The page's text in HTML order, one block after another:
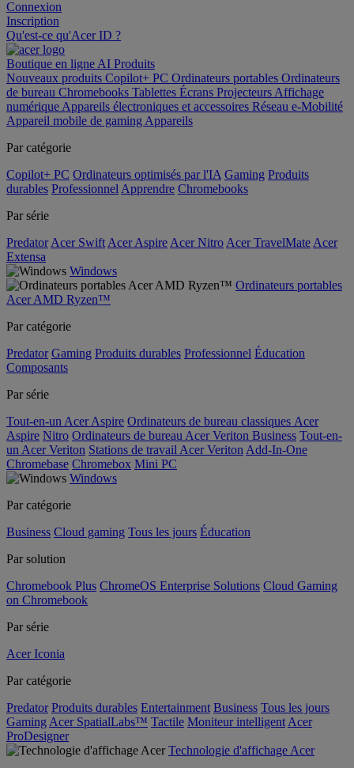
Connexion
Inscription
Qu'est-ce qu'Acer ID ?
Boutique en ligne AI Produits
Nouveaux produits Copilot+ PC Ordinateurs portables Ordinateurs
de bureau Chromebooks Tablettes Écrans Projecteurs Affichage
numérique Appareils électroniques et accessoires Réseau e-Mobilité
Appareil mobile de gaming Appareils
Par catégorie
Copilot+ PC Ordinateurs optimisés par l'IA Gaming Produits
durables Professionnel Apprendre Chromebooks
Par série
Predator Acer Swift Acer Aspire Acer Nitro Acer TravelMate Acer
Extensa
Windows
Ordinateurs portables
Acer AMD Ryzen™
Par catégorie
Predator Gaming Produits durables Professionnel Éducation
Composants
Par série
Tout-en-un Acer Aspire Ordinateurs de bureau classiques Acer
Aspire Nitro Ordinateurs de bureau Acer Veriton Business Tout-en-
un Acer Veriton Stations de travail Acer Veriton Add-In-One
Chromebase Chromebox Mini PC
Windows
Par catégorie
Business Cloud gaming Tous les jours Éducation
Par solution
Chromebook Plus ChromeOS Enterprise Solutions Cloud Gaming
on Chromebook
Par série
Acer Iconia
Par catégorie
Predator Produits durables Entertainment Business Tous les jours
Gaming Acer SpatialLabs™ Tactile Moniteur intelligent Acer
ProDesigner
Technologie d'affichage Acer